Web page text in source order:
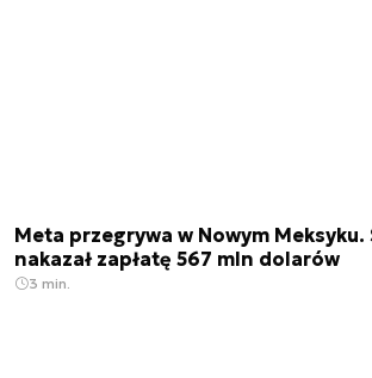
Meta przegrywa w Nowym Meksyku.
nakazał zapłatę 567 mln dolarów
3 min.